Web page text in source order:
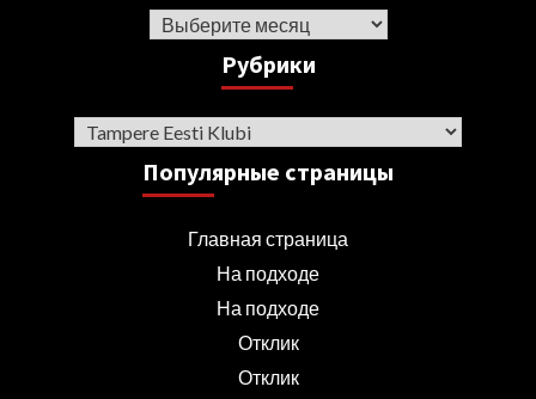
Архив
Рубрики
Рубрики
Популярные страницы
Главная страница
На подходе
На подходе
Отклик
Отклик